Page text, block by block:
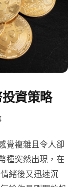
資策略
覺複雜且令人卻
種突然出現，在
緒後又迅速沉